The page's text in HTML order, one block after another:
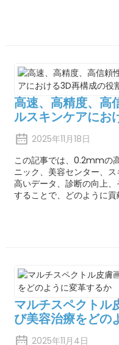
高速、高精度、高
ルスキンケアにお
2025年11月18日
この記事では、0.2mmの
ニック、美容センター、
高いデータ、診断の向上
することで、どのように貢
マルチスペクトル
び美容治療をどの
2025年11月4日